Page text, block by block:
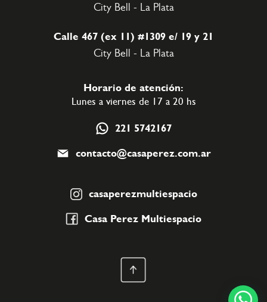
City Bell - La Plata
Calle 467 (ex 11) #1309 e/ 19 y 21
City Bell - La Plata
Horario de atención:
Lunes a viernes de 17 a 20 hs
221 5742167
contacto@casaperez.com.ar
casaperezmultiespacio
Casa Perez Multiespacio